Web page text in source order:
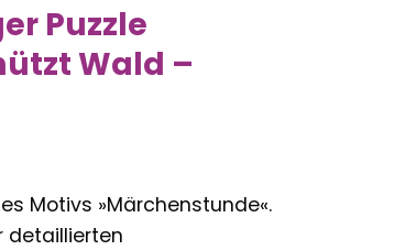
Puzzle
Wald –
Motivs »Märchenstunde«.
detaillierten